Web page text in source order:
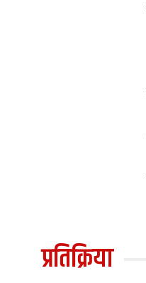
प्रतिक्रिया